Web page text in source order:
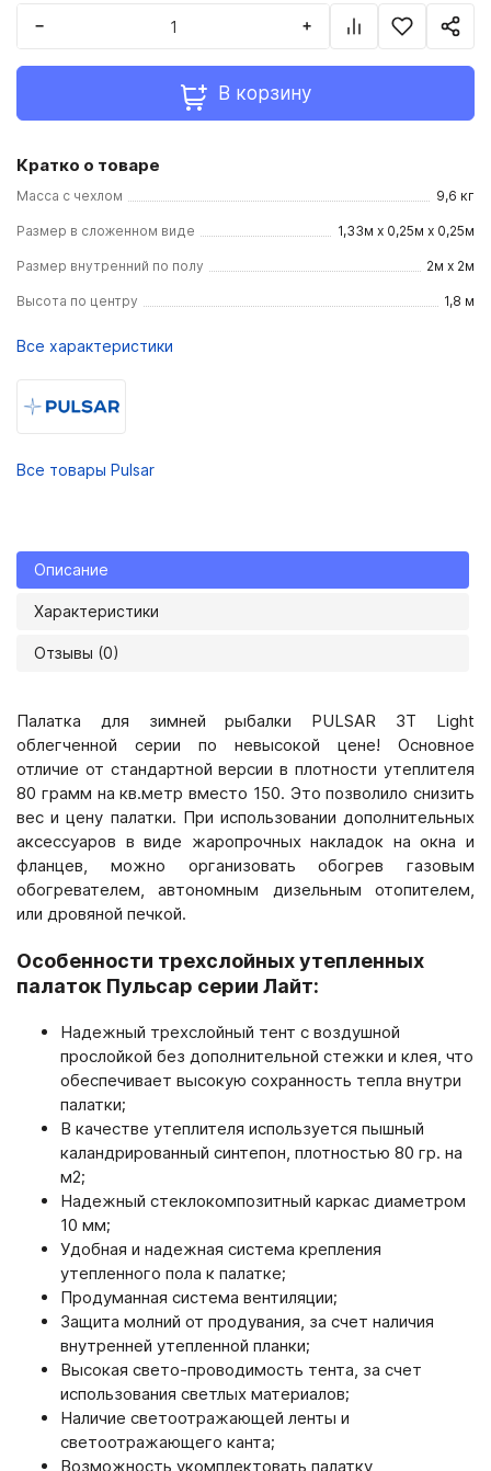
− +
В корзину
Кратко о товаре
Масса с чехлом 9,6 кг
Размер в сложенном виде 1,33м х 0,25м х 0,25м
Размер внутренний по полу 2м х 2м
Высота по центру 1,8 м
Все характеристики
Все товары Pulsar
Описание
Характеристики
Отзывы (0)
Палатка для зимней рыбалки PULSAR 3T Light
облегченной серии по невысокой цене! Основное
отличие от стандартной версии в плотности утеплителя
80 грамм на кв.метр вместо 150. Это позволило снизить
вес и цену палатки. При использовании дополнительных
аксессуаров в виде жаропрочных накладок на окна и
фланцев, можно организовать обогрев газовым
обогревателем, автономным дизельным отопителем,
или дровяной печкой.
Особенности трехслойных утепленных
палаток Пульсар серии Лайт:
Надежный трехслойный тент с воздушной
прослойкой без дополнительной стежки и клея, что
обеспечивает высокую сохранность тепла внутри
палатки;
В качестве утеплителя используется пышный
каландрированный синтепон, плотностью 80 гр. на
м2;
Надежный стеклокомпозитный каркас диаметром
10 мм;
Удобная и надежная система крепления
утепленного пола к палатке;
Продуманная система вентиляции;
Защита молний от продувания, за счет наличия
внутренней утепленной планки;
Высокая свето-проводимость тента, за счет
использования светлых материалов;
Наличие светоотражающей ленты и
светоотражающего канта;
Возможность укомплектовать палатку